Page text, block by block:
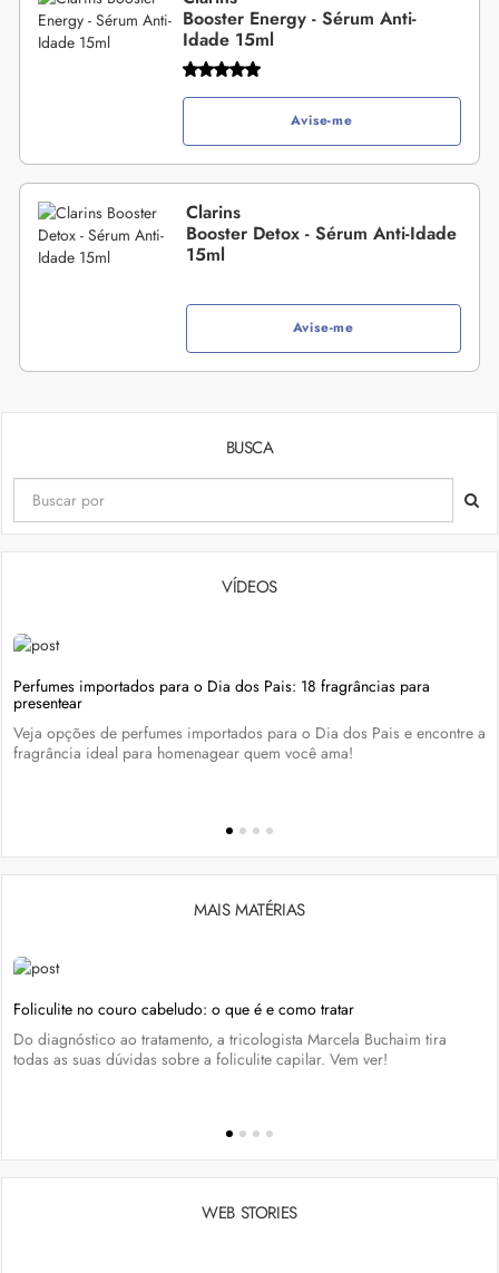
Booster Energy - Sérum Anti-
Idade 15ml
Avise-me
Clarins
Booster Detox - Sérum Anti-Idade
15ml
Avise-me
BUSCA
VÍDEOS
Perfumes importados para o Dia dos Pais: 18 fragrâncias para
presentear
Veja opções de perfumes importados para o Dia dos Pais e encontre a
fragrância ideal para homenagear quem você ama!
MAIS MATÉRIAS
Foliculite no couro cabeludo: o que é e como tratar
Do diagnóstico ao tratamento, a tricologista Marcela Buchaim tira
todas as suas dúvidas sobre a foliculite capilar. Vem ver!
WEB STORIES